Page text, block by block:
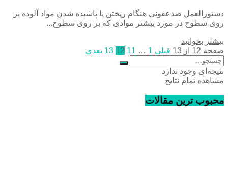
دستورالعمل ضدعفونی هنگام ریختن یا پاشیده شدن مواد آلوده بر
روی سطوح در مورد بیشتر موادی که بر روی سطوح...
بیشتر بخوانید
صفحه 12 از 13
قبلی 1
…
11
12
13 بعدی
نتیجه‌ای وجود ندارد
مشاهده تمام نتایج
محبوب ترین مقالات